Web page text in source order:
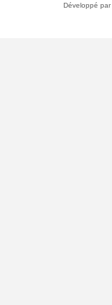
Développé par